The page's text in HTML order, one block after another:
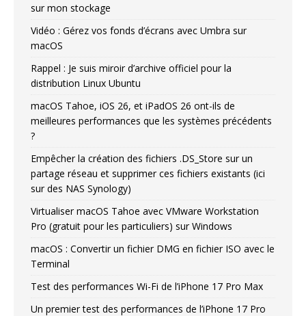
sur mon stockage
Vidéo : Gérez vos fonds d’écrans avec Umbra sur
macOS
Rappel : Je suis miroir d’archive officiel pour la
distribution Linux Ubuntu
macOS Tahoe, iOS 26, et iPadOS 26 ont-ils de
meilleures performances que les systèmes précédents
?
Empêcher la création des fichiers .DS_Store sur un
partage réseau et supprimer ces fichiers existants (ici
sur des NAS Synology)
Virtualiser macOS Tahoe avec VMware Workstation
Pro (gratuit pour les particuliers) sur Windows
macOS : Convertir un fichier DMG en fichier ISO avec le
Terminal
Test des performances Wi-Fi de l’iPhone 17 Pro Max
Un premier test des performances de l’iPhone 17 Pro